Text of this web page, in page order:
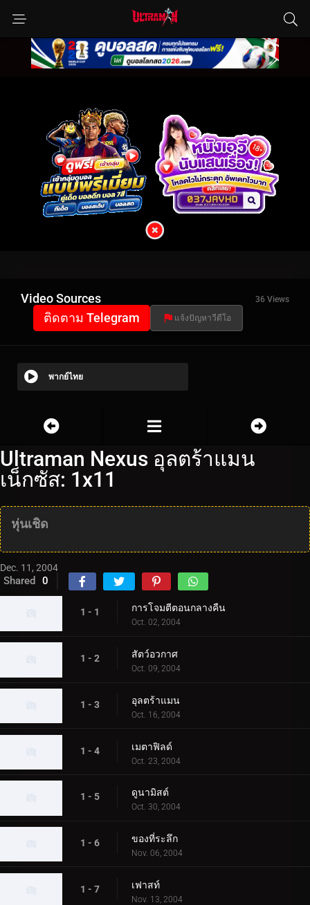
Video Sources 36 Views
ติดตาม Telegram แจ้งปัญหาวีดีโอ
พากย์ไทย
Ultraman Nexus อุลตร้าแมน
เน็กซัส: 1x11
หุ่นเชิด
Dec. 11, 2004
Shared 0
1 - 1 การโจมตีตอนกลางคืน
Oct. 02, 2004
1 - 2 สัตว์อวกาศ
Oct. 09, 2004
1 - 3 อุลตร้าแมน
Oct. 16, 2004
1 - 4 เมตาฟิลด์
Oct. 23, 2004
1 - 5 ดูนามิสต์
Oct. 30, 2004
1 - 6 ของที่ระลึก
Nov. 06, 2004
1 - 7 เฟาสท์
Nov. 13, 2004